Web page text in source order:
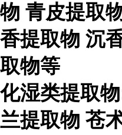
物 青皮提取
香提取物 沉
取物等
化湿类提取物
兰提取物 苍